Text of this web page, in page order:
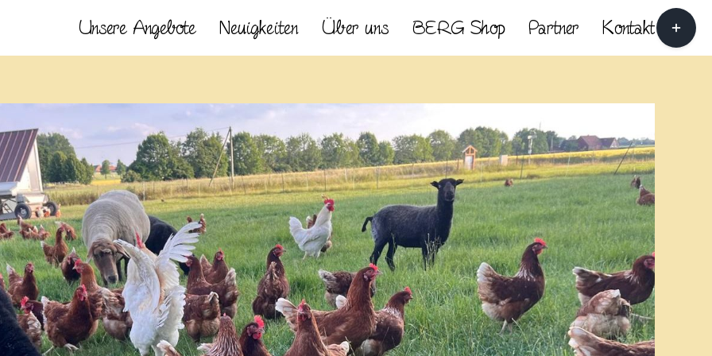
Unsere Angebote Neuigkeiten Über uns BERG Shop Partner KontaktToggle
Sliding